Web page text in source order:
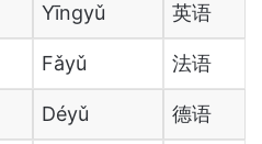
Yīngyǔ 英语
Fǎyǔ 法语
Déyǔ 德语